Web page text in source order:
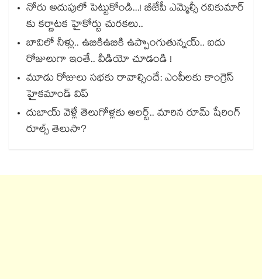
నోరు అదుపులో పెట్టుకోండి...! బీజేపీ ఎమ్మెల్సీ రవికుమార్
కు కర్ణాటక హైకోర్టు చురకలు..
బావిలో నీళ్లు.. ఉబికిఉబికి ఉప్పొంగుతున్నయ్.. ఐదు
రోజులుగా ఇంతే.. వీడియో చూడండి !
మూడు రోజులు సభకు రావాల్సిందే: ఎంపీలకు కాంగ్రెస్
హైకమాండ్ విప్
దుబాయ్ వెళ్లే తెలుగోళ్లకు అలర్ట్.. మారిన రూమ్ షేరింగ్‌
రూల్స్ తెలుసా?